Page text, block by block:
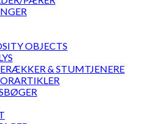
OBJECTS
& STUMTJENERE